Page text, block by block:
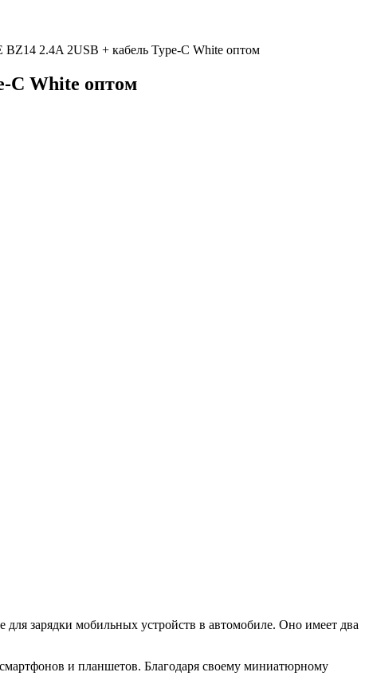
BZ14 2.4A 2USB + кабель Type-C White оптом
C White оптом
зарядки мобильных устройств в автомобиле. Оно имеет два
и планшетов. Благодаря своему миниатюрному